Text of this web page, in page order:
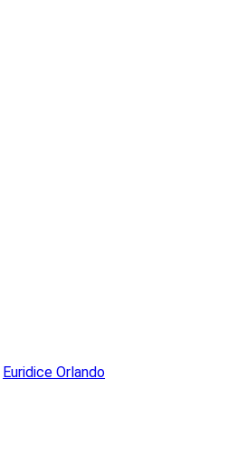
Euridice Orlando